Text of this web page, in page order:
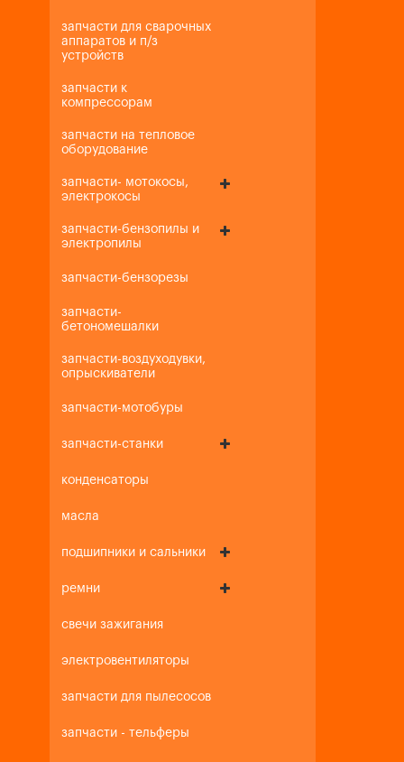
запчасти для сварочных
аппаратов и п/з
устройств
запчасти к
компрессорам
запчасти на тепловое
оборудование
запчасти- мотокосы,
электрокосы
запчасти-бензопилы и
электропилы
запчасти-бензорезы
запчасти-
бетономешалки
запчасти-воздуходувки,
опрыскиватели
запчасти-мотобуры
запчасти-станки
конденсаторы
масла
подшипники и сальники
ремни
свечи зажигания
электровентиляторы
запчасти для пылесосов
запчасти - тельферы